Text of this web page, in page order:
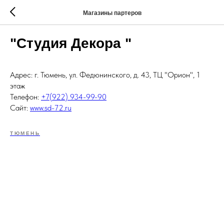
Магазины партеров
"Студия Декора "
Адрес: г. Тюмень, ул. Федюнинского, д. 43, ТЦ "Орион", 1
этаж
Телефон: +7(922) 934-99-90
Сайт: www.sd-72.ru
ТЮМЕНЬ